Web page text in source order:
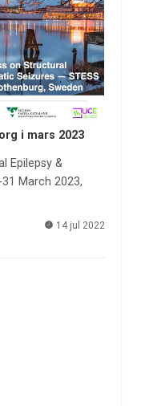
i mars 2023
Epilepsy &
March 2023,
14 jul 2022